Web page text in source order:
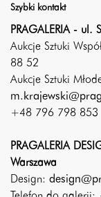
Szybki kontakt
PRAGALERIA -
Aukcje Sztuki
88 52
Aukcje Sztuki
+48 796 798 853
PRAGALERIA
Warszawa
Design: